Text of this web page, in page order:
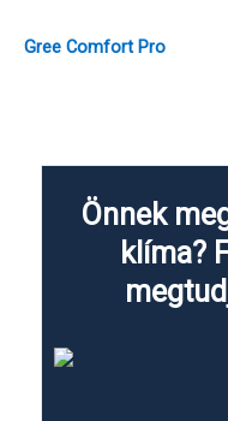
Gree Comfort Pro
Önnek
klíma?